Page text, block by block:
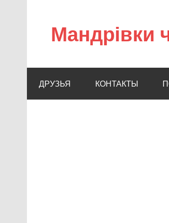
Мандрівки
ДРУЗЬЯ КОНТАКТЫ